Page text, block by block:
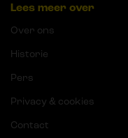
Lees meer over
Over ons
Historie
Pers
Privacy & cookies
Contact